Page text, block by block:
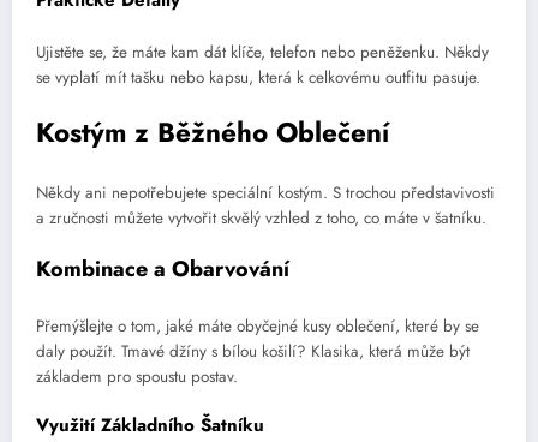
Ujistěte se, že máte kam dát klíče, telefon nebo peněženku. Někdy
se vyplatí mít tašku nebo kapsu, která k celkovému outfitu pasuje.
Kostým z Běžného Oblečení
Někdy ani nepotřebujete speciální kostým. S trochou představivosti
a zručnosti můžete vytvořit skvělý vzhled z toho, co máte v šatníku.
Kombinace a Obarvování
Přemýšlejte o tom, jaké máte obyčejné kusy oblečení, které by se
daly použít. Tmavé džíny s bílou košilí? Klasika, která může být
základem pro spoustu postav.
Využití Základního Šatníku